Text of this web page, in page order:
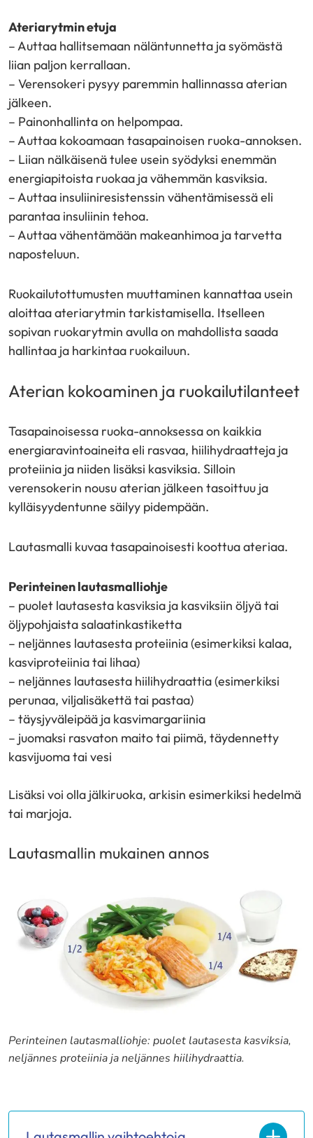
Ateriarytmin etuja
– Auttaa hallitsemaan näläntunnetta ja syömästä
liian paljon kerrallaan.
– Verensokeri pysyy paremmin hallinnassa aterian
jälkeen.
– Painonhallinta on helpompaa.
– Auttaa kokoamaan tasapainoisen ruoka-annoksen.
– Liian nälkäisenä tulee usein syödyksi enemmän
energiapitoista ruokaa ja vähemmän kasviksia.
– Auttaa insuliiniresistenssin vähentämisessä eli
parantaa insuliinin tehoa.
– Auttaa vähentämään makeanhimoa ja tarvetta
naposteluun.
Ruokailutottumusten muuttaminen kannattaa usein
aloittaa ateriarytmin tarkistamisella. Itselleen
sopivan ruokarytmin avulla on mahdollista saada
hallintaa ja harkintaa ruokailuun.
Aterian kokoaminen ja ruokailutilanteet
Tasapainoisessa ruoka-annoksessa on kaikkia
energiaravintoaineita eli rasvaa, hiilihydraatteja ja
proteiinia ja niiden lisäksi kasviksia. Silloin
verensokerin nousu aterian jälkeen tasoittuu ja
kylläisyydentunne säilyy pidempään.
Lautasmalli kuvaa tasapainoisesti koottua ateriaa.
Perinteinen lautasmalliohje
– puolet lautasesta kasviksia ja kasviksiin öljyä tai
öljypohjaista salaatinkastiketta
– neljännes lautasesta proteiinia (esimerkiksi kalaa,
kasviproteiinia tai lihaa)
– neljännes lautasesta hiilihydraattia (esimerkiksi
perunaa, viljalisäkettä tai pastaa)
– täysjyväleipää ja kasvimargariinia
– juomaksi rasvaton maito tai piimä, täydennetty
kasvijuoma tai vesi
Lisäksi voi olla jälkiruoka, arkisin esimerkiksi hedelmä
tai marjoja.
Lautasmallin mukainen annos
Perinteinen lautasmalliohje: puolet lautasesta kasviksia,
neljännes proteiinia ja neljännes hiilihydraattia.